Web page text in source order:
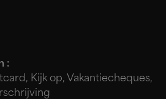
:
Kijk op, Vakantiecheques,